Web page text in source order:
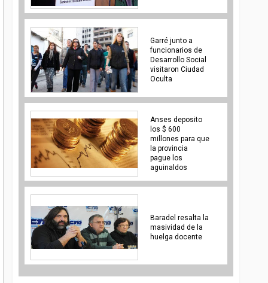
Garré junto a
funcionarios de
Desarrollo Social
visitaron Ciudad
Oculta
Anses deposito
los $ 600
millones para que
la provincia
pague los
aguinaldos
Baradel resalta la
masividad de la
huelga docente